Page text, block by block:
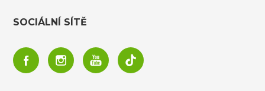
SOCIÁLNÍ SÍTĚ